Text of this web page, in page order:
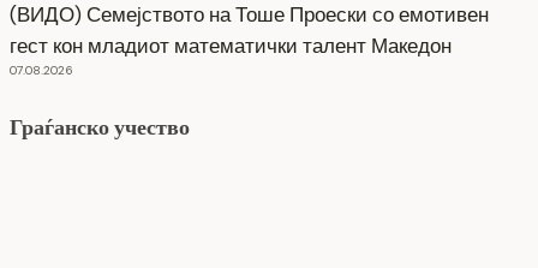
(ВИДО) Семејството на Тоше Проески со емотивен
гест кон младиот математички талент Македон
07.08.2026
Граѓанско учество